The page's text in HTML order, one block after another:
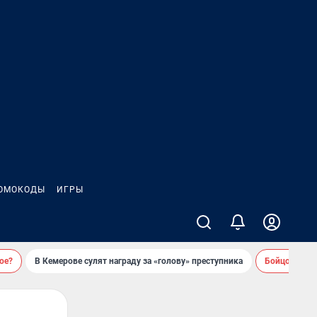
ИГРЫ
В Кемерове сулят награду за «голову» преступника Бойцовский